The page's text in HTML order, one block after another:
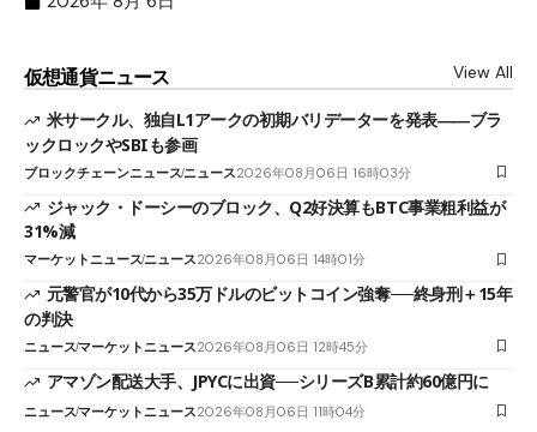
仮想通貨ニュース View All
米サークル、独自L1アークの初期バリデーターを発表――ブラ
ックロックやSBIも参画
ブロックチェーンニュースニュース2026年08月06日 16時03分
ジャック・ドーシーのブロック、Q2好決算もBTC事業粗利益が
31%減
マーケットニュースニュース2026年08月06日 14時01分
元警官が10代から35万ドルのビットコイン強奪──終身刑＋15年
の判決
ニュースマーケットニュース2026年08月06日 12時45分
アマゾン配送大手、JPYCに出資──シリーズB累計約60億円に
ニュースマーケットニュース2026年08月06日 11時04分